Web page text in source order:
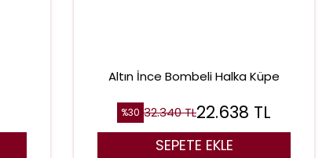
Altın İnce Bombeli Halka Küpe
%30 32.340TL22.638 TL
SEPETE EKLE